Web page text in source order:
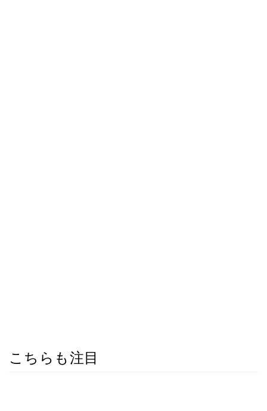
こちらも注目